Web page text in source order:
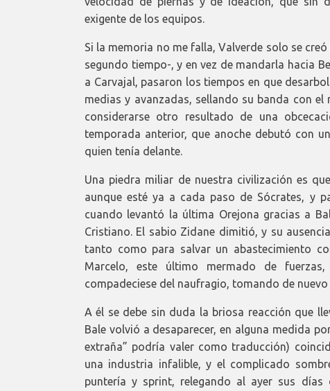
exigente de los equipos.
Si la memoria no me falla, Valverde solo se
segundo tiempo-, y en vez de mandarla hacia
a Carvajal, pasaron los tiempos en que
medias y avanzadas, sellando su banda con
considerarse otro resultado de una
temporada anterior, que anoche debutó con
quien tenía delante.
Una piedra miliar de nuestra civilización es
aunque esté ya a cada paso de Sócrates, y
cuando levantó la última Orejona gracias a
Cristiano. El sabio Zidane dimitió, y su
tanto como para salvar un abastecimiento
Marcelo, este último mermado de
compadeciese del naufragio, tomando de nuevo
A él se debe sin duda la briosa reacción que
Bale volvió a desaparecer, en alguna medida
extraña” podría valer como traducción)
una industria infalible, y el complicado
puntería y sprint, relegando al ayer sus días